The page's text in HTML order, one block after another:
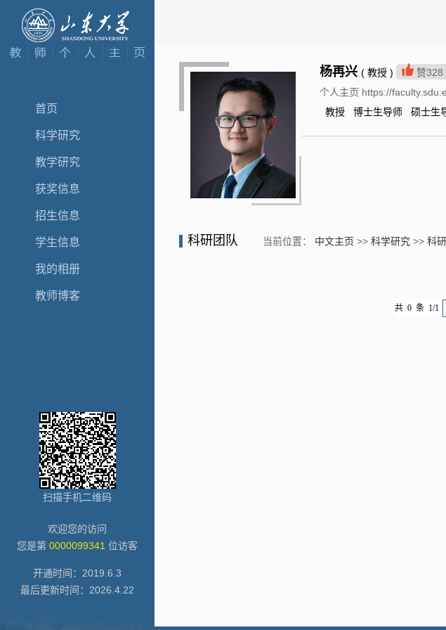
首页
科学研究
教学研究
获奖信息
招生信息
学生信息
我的相册
教师博客
扫描手机二维码
欢迎您的访问
您是第 0000099341 位访客
开通时间： 2019 6 3
最后更新时间： 2026 4 22
杨再兴 ( 教授 ) 赞328
个人主页 https://
教授 博士生导师 硕士生
科研团队 当前位置： 中文主页 >> 科学研究 >> 科
共 0 条 1/1